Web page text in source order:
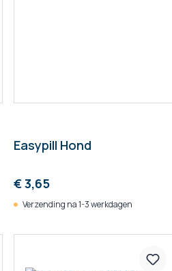
Easypill Hond
€ 3,65
Verzending na 1-3 werkdagen